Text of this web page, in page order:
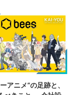
アニメ“の足跡と、